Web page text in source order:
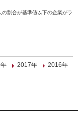
割合が基準値以下の企業がラ
2017年
2016年